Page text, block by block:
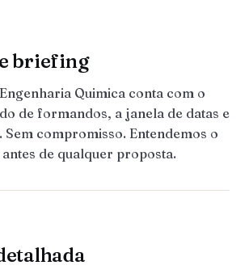
briefing
Quimica conta com o
de formandos, a janela de datas e
Sem compromisso. Entendemos o
de qualquer proposta.